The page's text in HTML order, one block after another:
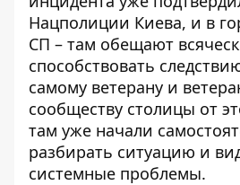
Нацполиции Киева, и в
СП – там обещают
способствовать
самому ветерану и
сообществу столицы от
там уже начали
разбирать ситуацию и
системные проблемы.